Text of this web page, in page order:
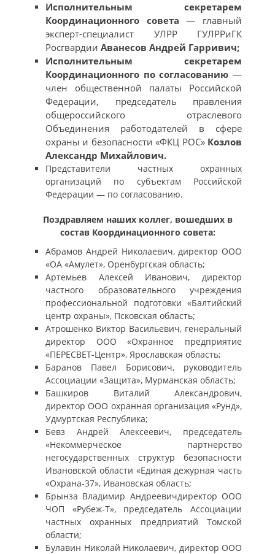
Исполнительным секретарем
Координационного совета — главный
эксперт-специалист УЛРР ГУЛРРиГК
Росгвардии Аванесов Андрей Гарривич;
Исполнительным секретарем
Координационного по согласованию —
член общественной палаты Российской
Федерации, председатель правления
общероссийского отраслевого
Объединения работодателей в сфере
охраны и безопасности «ФКЦ РОС» Козлов
Александр Михайлович.
Представители частных охранных
организаций по субъектам Российской
Федерации — по согласованию.
Поздравляем наших коллег, вошедших в
состав Координационного совета:
Абрамов Андрей Николаевич, директор ООО
«ОА «Амулет», Оренбургская область;
Артемьев Алексей Иванович, директор
частного образовательного учреждения
профессиональной подготовки «Балтийский
центр охраны», Псковская область;
Атрошенко Виктор Васильевич, генеральный
директор ООО «Охранное предприятие
«ПЕРЕСВЕТ-Центр», Ярославская область;
Баранов Павел Борисович, руководитель
Ассоциации «Защита», Мурманская область;
Башкиров Виталий Александрович,
директор ООО охранная организация «Рунд»,
Удмуртская Республика;
Бевз Андрей Алексеевич, председатель
«Некоммерческое партнерство
негосударственных структур безопасности
Ивановской области «Единая дежурная часть
«Охрана-37», Ивановская область;
Брынза Владимир Андреевичдиректор ООО
ЧОП «Рубеж-Т», председатель Ассоциации
частных охранных предприятий Томской
области;
Булавин Николай Николаевич, директор ООО